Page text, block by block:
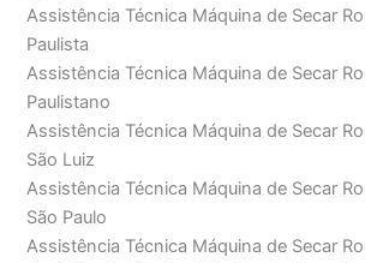
Assistência Técnica Máquina de Secar
Paulista
Assistência Técnica Máquina de Secar
Paulistano
Assistência Técnica Máquina de Secar
São Luiz
Assistência Técnica Máquina de Secar
São Paulo
Assistência Técnica Máquina de Secar